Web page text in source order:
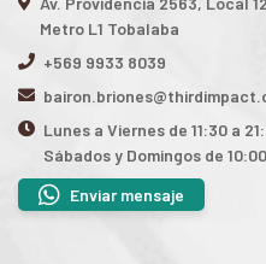
Metro L1 Tobalaba
+569 9933 8039
Lunes a Viernes de 11:30 a
Sábados y Domingos de
Enviar mensaje